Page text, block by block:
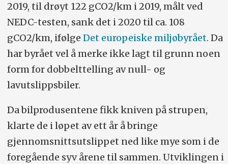
2019, til drøyt 122 gCO2/km i 2019, målt ved
NEDC-testen, sank det i 2020 til ca. 108
gCO2/km, ifølge Det europeiske miljøbyrået. Da
har byrået vel å merke ikke lagt til grunn noen
form for dobbelttelling av null- og
lavutslippsbiler.
Da bilprodusentene fikk kniven på strupen,
klarte de i løpet av ett år å bringe
gjennomsnittsutslippet ned like mye som i de
foregående syv årene til sammen. Utviklingen i